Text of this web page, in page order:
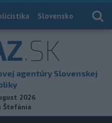
Slovensko
.SK
agentúry Slovenskej
2026
Štefánia